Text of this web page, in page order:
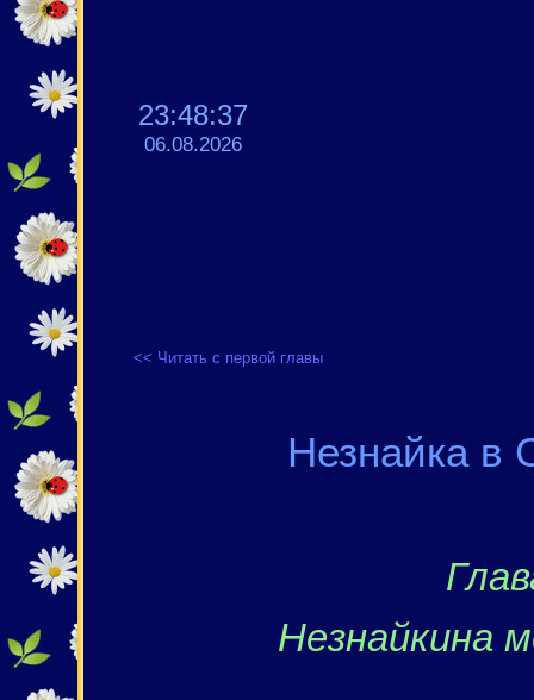
23:48:38
06.08.2026
<< Читать с первой главы
Незнайка в
Незнайкина